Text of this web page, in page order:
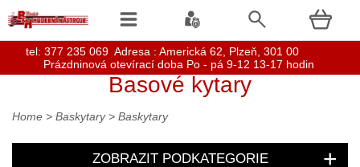
Basové kytary
Home > Baskytary> Baskytary
ZOBRAZIT PODKATEGORIE
tel: 377 235 069 Adresa : Americká 62, Plzeň, 301 00
Prázdninová otevírací doba Po - pá 9-12 13-17 hodin